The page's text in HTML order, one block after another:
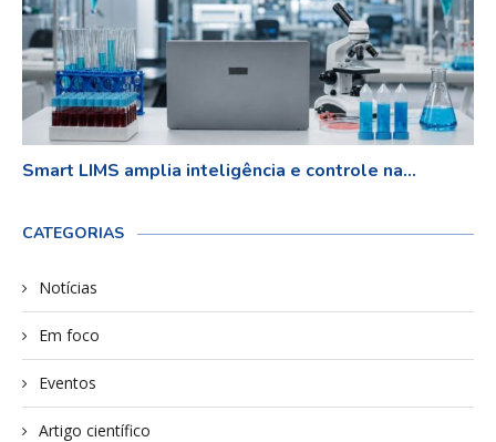
Smart LIMS amplia inteligência e controle na...
CATEGORIAS
Notícias
Em foco
Eventos
Artigo científico